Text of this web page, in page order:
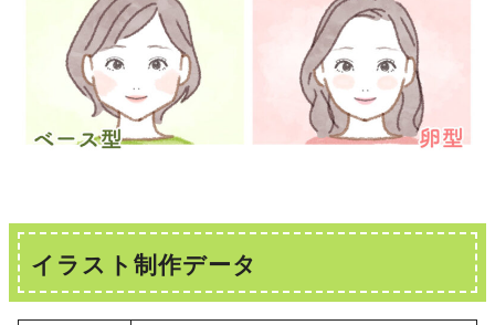
イラスト制作データ